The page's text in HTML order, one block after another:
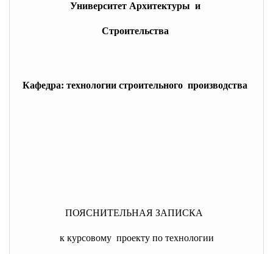
Университет Архитектуры и
Строительства
Кафедра: технологии строительного производства
ПОЯСНИТЕЛЬНАЯ ЗАПИСКА
к курсовому проекту по технологии